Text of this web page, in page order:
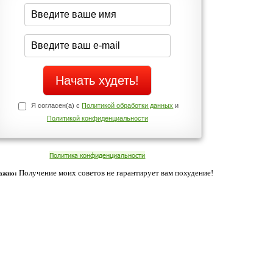
середине дня?
Да
Нет
Телефоны службы поддержки
+7 (909) 421-77-27
cookies. Оставаясь с нами, вы соглашаетесь с нашей
Согласен